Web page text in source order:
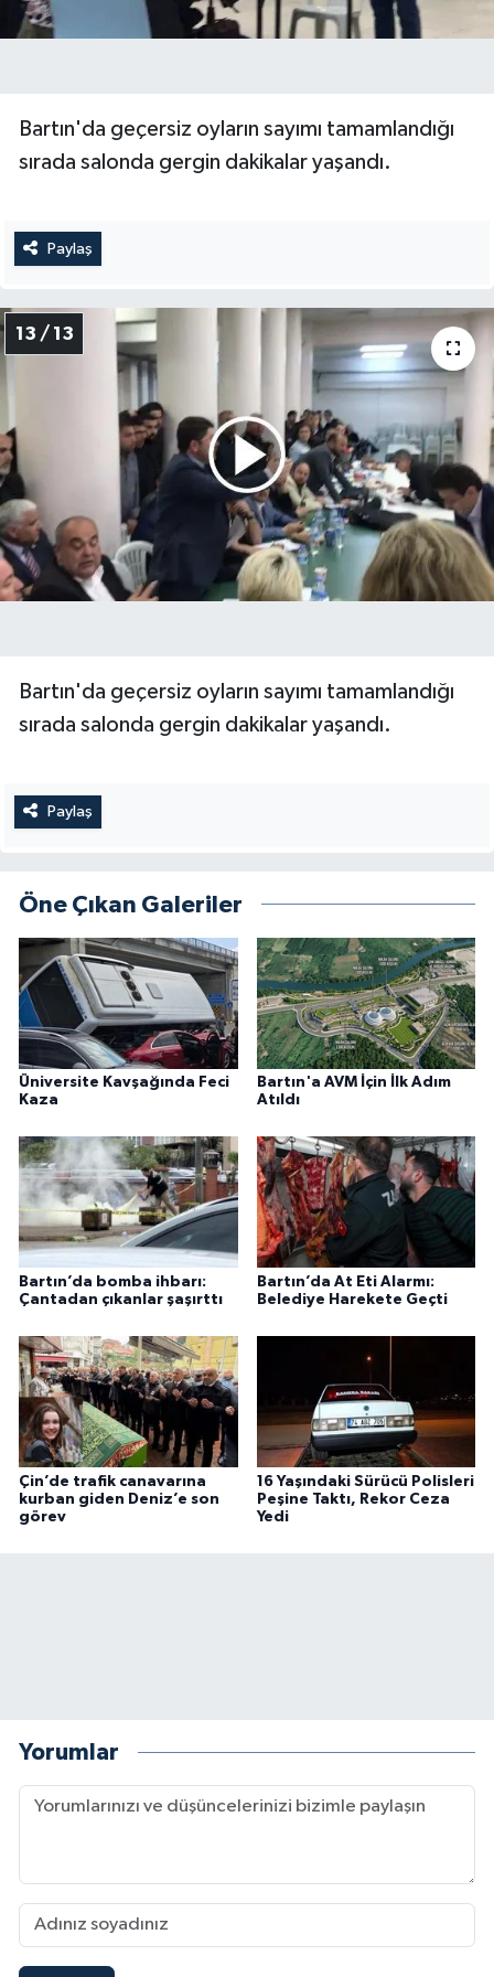
Bartın'da geçersiz oyların sayımı tamamlandığı
sırada salonda gergin dakikalar yaşandı.
Paylaş
13 / 13
Bartın'da geçersiz oyların sayımı tamamlandığı
sırada salonda gergin dakikalar yaşandı.
Paylaş
Öne Çıkan Galeriler
Üniversite Kavşağında Feci
Kaza
Bartın'a AVM İçin İlk Adım
Atıldı
Bartın’da bomba ihbarı:
Çantadan çıkanlar şaşırttı
Bartın’da At Eti Alarmı:
Belediye Harekete Geçti
Çin’de trafik canavarına
kurban giden Deniz’e son
görev
16 Yaşındaki Sürücü Polisleri
Peşine Taktı, Rekor Ceza
Yedi
Yorumlar